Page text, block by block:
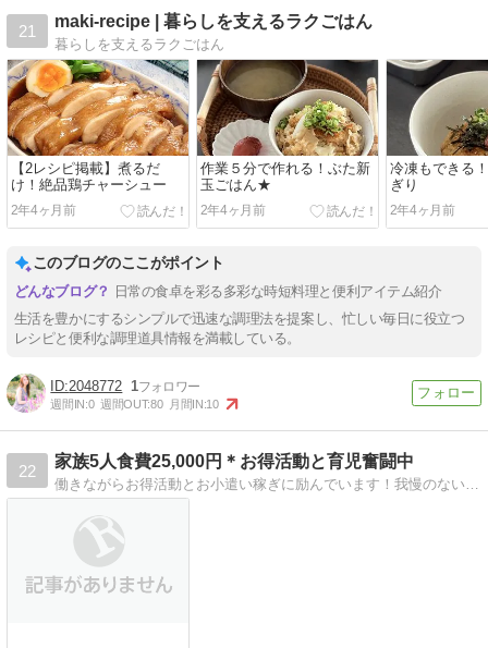
21
maki-recipe | 暮らしを支えるラクごはん
暮らしを支えるラクごはん
【2レシピ掲載】煮るだ
け！絶品鶏チャーシュー
2年4ヶ月前
作業５分で作れる！ぶた新
玉ごはん★
2年4ヶ月前
冷凍もできる
ぎり
2年4ヶ月前
このブログのここがポイント
日常の食卓を彩る多彩な時短料理と便利アイテム紹介
生活を豊かにするシンプルで迅速な調理法を提案し、忙しい毎日に役立つ
レシピと便利な調理道具情報を満載している。
2048772 1
週間IN:0 週間OUT:80 月間IN:10
22
家族5人食費25,000円＊お得活動と育児奮闘中